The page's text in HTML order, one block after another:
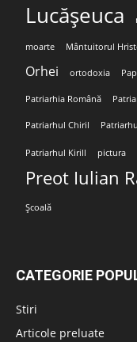
Lucășeuca
moarte Mântuitorul
Orhei ortodoxia
Patriarhia Română
Patriarhul Chiril
Patriarhul Kirill pictura
Preot Iulian
Școală
CATEGORIE
Stiri
Articole preluate